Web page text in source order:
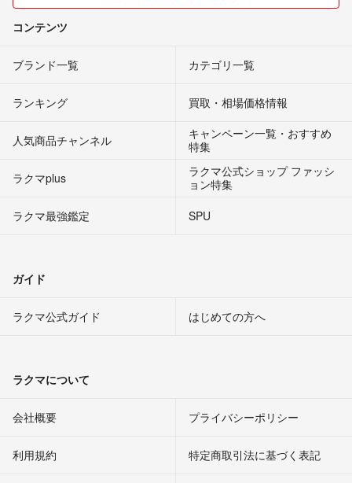
コンテンツ
ブランド一覧 カテゴリ一覧
ランキング 買取・相場価格情報
人気商品チャンネル
キャンペーン一覧・おすすめ
特集
ラクマplus
ラクマ公式ショップ ファッシ
ョン特集
ラクマ最強鑑定
SPU
ガイド
ラクマ公式ガイド はじめての方へ
ラクマについて
会社概要 プライバシーポリシー
利用規約 特定商取引法に基づく表記